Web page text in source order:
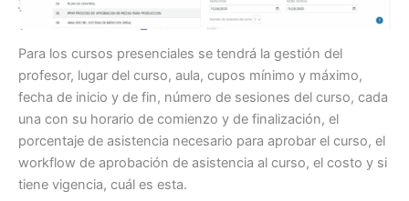
Para los cursos presenciales se tendrá la gestión del
profesor, lugar del curso, aula, cupos mínimo y máximo,
fecha de inicio y de fin, número de sesiones del curso, cada
una con su horario de comienzo y de finalización, el
porcentaje de asistencia necesario para aprobar el curso, el
workflow de aprobación de asistencia al curso, el costo y si
tiene vigencia, cuál es esta.